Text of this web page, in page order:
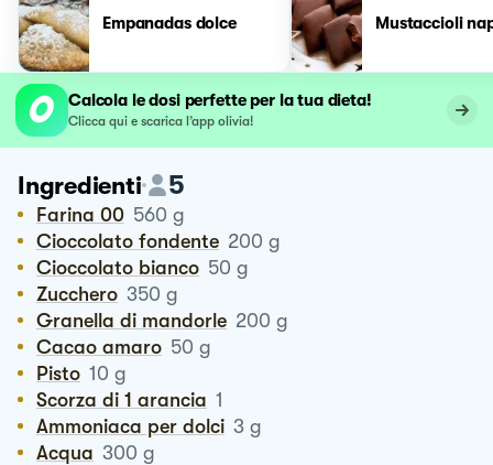
Empanadas dolce Mustaccioli
Calcola le dosi perfette per la tua dieta!
Clicca qui e scarica l’app olivia!
Ingredienti 5
Farina 00 560 g
Cioccolato fondente 200 g
Cioccolato bianco 50 g
Zucchero 350 g
Granella di mandorle 200 g
Cacao amaro 50 g
Pisto 10 g
Scorza di 1 arancia 1
Ammoniaca per dolci 3 g
Acqua 300 g